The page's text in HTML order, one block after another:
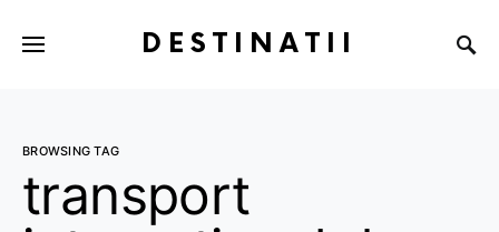
DESTINATII
BROWSING TAG
transport